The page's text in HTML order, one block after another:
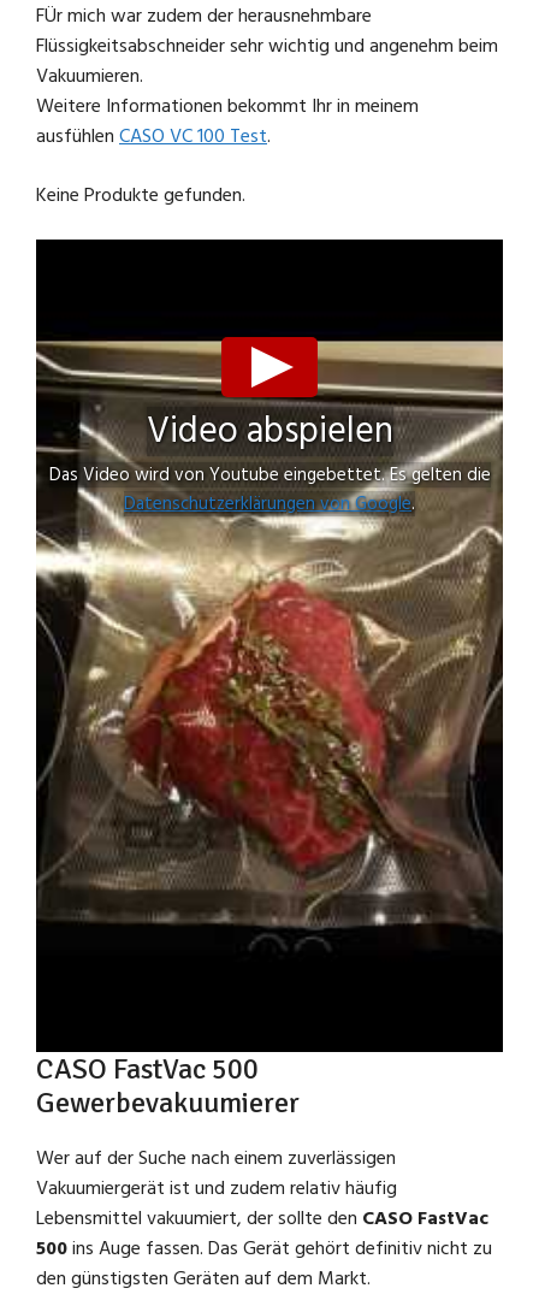
FÜr mich war zudem der herausnehmbare
Flüssigkeitsabschneider sehr wichtig und angenehm beim
Vakuumieren.
Weitere Informationen bekommt Ihr in meinem
ausfühlen CASO VC 100 Test.
Keine Produkte gefunden.
Video abspielen
Das Video wird von Youtube eingebettet. Es gelten die
Datenschutzerklärungen von Google.
CASO FastVac 500
Gewerbevakuumierer
Wer auf der Suche nach einem zuverlässigen
Vakuumiergerät ist und zudem relativ häufig
Lebensmittel vakuumiert, der sollte den CASO FastVac
500ins Auge fassen. Das Gerät gehört definitiv nicht zu
den günstigsten Geräten auf dem Markt.